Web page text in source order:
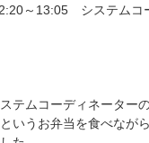
～13:05 システム
テムコーディネーター
いうお弁当を食べなが